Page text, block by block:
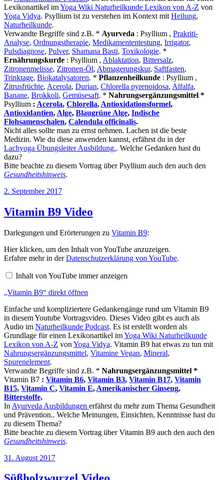
Lexikonartikel imYoga Wiki Naturheilkunde Lexikon von A-Z von
Yoga Vidya. Psyllium ist zu verstehen im Kontext mit Heilung,
Naturheilkunde.
Verwandte Begriffe sind z.B. * Ayurveda : Psyllium , Prakriti-
Analyse, Ordnungstherapie, Medikamententestung, Irrigator,
Pulsdiagnose, Pulver, Shamana Basti, Toxikologie. *
Ernährungskurde : Psyllium , Ablaktation, Bittersalz,
Zitronenmelisse, Zitronen-Öl, Abmagerungskur, Saftfasten,
Trinktage, Biokatalysatoren. * Pflanzenheilkunde : Psyllium ,
Zitrusfrüchte, Acerola, Durian, Chlorella pyrenoidosa, Alfalfa,
Banane, Brokkoli, Gemüsesaft. * Nahrungsergänzungsmittel *
Psyllium : Acerola, Chlorella, Antioxidationsformel,
Antioxidantien, Alge, Blaugrüne Alge, Indische
Flohsamenschalen, Calendula officinalis.
Nicht alles sollte man zu ernst nehmen. Lachen ist die beste
Medizin. Wie du diese anwenden kannst, erfährst du in der
Lachyoga Übungsleiter Ausbildung.. Welche Gedanken hast du
dazu?
Bitte beachte zu diesem Vortrag über Psyllium auch den auch den
Gesundheitshinweis.
Veröffentlicht
2. September 2017
Vitamin B9 Video
Darlegungen und Erörterungen zu Vitamin B9:
„Vitamin
B9“
von
anzeigen
Hier klicken, um den Inhalt von YouTube anzuzeigen.
Erfahre mehr in derDatenschutzerklärung von YouTube.
Inhalt von YouTube immer anzeigen
„Vitamin B9“ direkt öffnen
Einfache und kompliziertere Gedankengänge rund um Vitamin B9
in diesem Youtube Vortragsvideo. Dieses Video gibt es auch als
Audio im Naturheilkunde Podcast. Es ist erstellt worden als
Grundlage für einen Lexikonartikel imYoga Wiki Naturheilkunde
Lexikon von A-Z von Yoga Vidya. Vitamin B9 hat etwas zu tun mit
Nahrungsergänzungsmittel, Vitamine Vegan, Mineral,
Spurenelement.
Verwandte Begriffe sind z.B. * Nahrungsergänzungsmittel *
Vitamin B7 : Vitamin B6, Vitamin B3, Vitamin B17, Vitamin
B15, Vitamin C, Vitamin E, Amerikanischer Ginseng,
Bitterstoffe.
In Ayurveda Ausbildungen erfährst du mehr zum Thema Gesundheit
und Prävention.. Welche Meinungen, Einsichten, Kenntnisse hast du
zu diesem Thema?
Bitte beachte zu diesem Vortrag über Vitamin B9 auch den auch den
Gesundheitshinweis.
Veröffentlicht
31. August 2017